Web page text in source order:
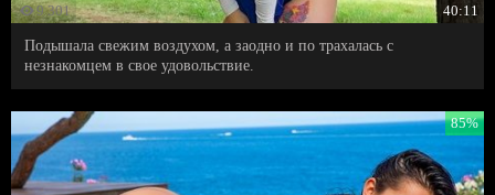
9 301 40:11
Подышала свежим воздухом, а заодно и по трахалась с
незнакомцем в свое удовольствие.
85%